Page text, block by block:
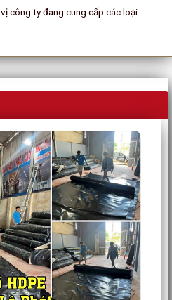
công ty đang cung cấp các loại